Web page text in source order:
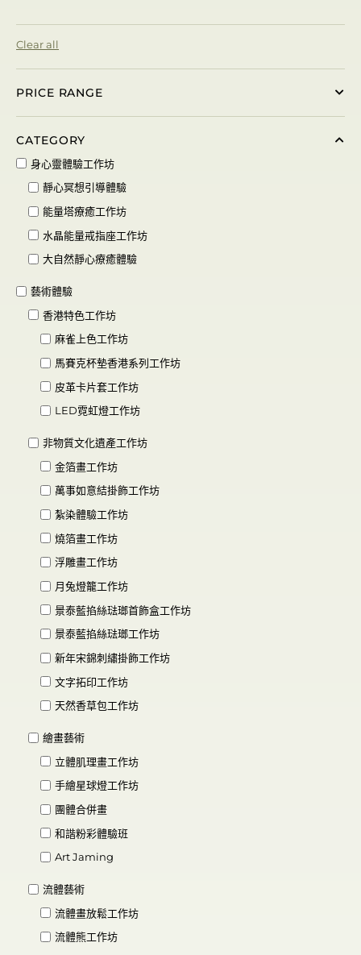
Clear all
PRICE RANGE
CATEGORY
身心靈體驗工作坊
靜心冥想引導體驗
能量塔療癒工作坊
水晶能量戒指座工作坊
大自然靜心療癒體驗
藝術體驗
香港特色工作坊
麻雀上色工作坊
馬賽克杯墊香港系列工作坊
皮革卡片套工作坊
LED霓虹燈工作坊
非物質文化遺產工作坊
金箔畫工作坊
萬事如意結掛飾工作坊
紮染體驗工作坊
燒箔畫工作坊
浮雕畫工作坊
月兔燈籠工作坊
景泰藍掐絲琺瑯首飾盒工作坊
景泰藍掐絲琺瑯工作坊
新年宋錦刺繡掛飾工作坊
文字拓印工作坊
天然香草包工作坊
繪畫藝術
立體肌理畫工作坊
手繪星球燈工作坊
團體合併畫
和諧粉彩體驗班
Art Jaming
流體藝術
流體畫放鬆工作坊
流體熊工作坊